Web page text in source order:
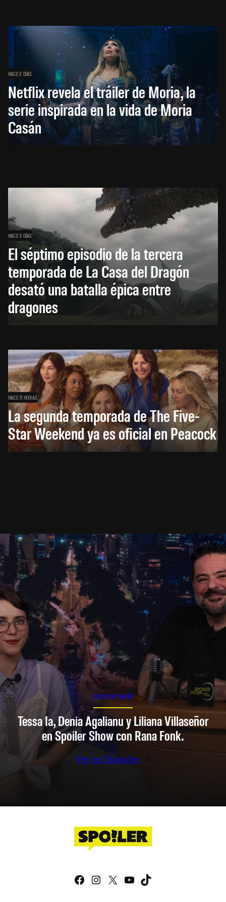
HACE 2 DÍAS
Netflix revela el tráiler de Moria, la
serie inspirada en la vida de Moria
Casán
HACE 3 DÍAS
El séptimo episodio de la tercera
temporada de La Casa del Dragón
desató una batalla épica entre
dragones
HACE 11 HORAS
La segunda temporada de The Five-
Star Weekend ya es oficial en Peacock
SPOILER SHOW
Tessa Ia, Denia Agalianu y Liliana Villaseñor
en Spoiler Show con Rana Fonk.
Ver en Youtube
Facebook
Instagram
X YouTube